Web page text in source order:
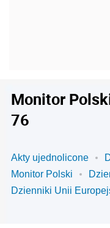
Monitor
76
Akty ujednolicone
Monitor Polski
Dzienniki Unii